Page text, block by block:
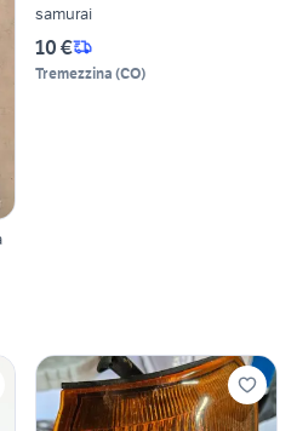
samurai
10 €
Tremezzina (CO)